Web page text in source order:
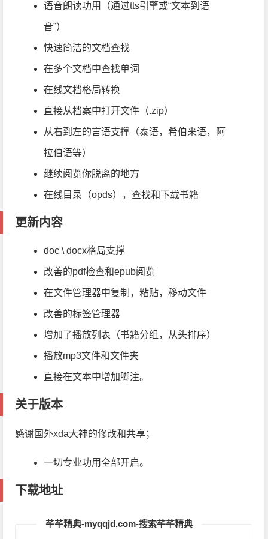
语音朗读功用（通过tts引擎或“文本到语
音”）
快速简洁的文档查找
在多个文档中查找单词
在线文档格局转换
直接从档案中打开文件（.zip）
从右到左的言语支撑（泰语，希伯来语，阿
拉伯语等）
继续阅览你脱离的地方
在线目录（opds），查找和下载书籍
更新内容
doc \ docx格局支撑
改善的pdf检查和epub阅览
在文件管理器中复制，粘贴，移动文件
改善的标签管理器
增加了播放列表（书籍分组，从头排序）
播放mp3文件和文件夹
直接在文本中增加脚注。
关于版本
感谢国外xda大神的修改和共享；
一切专业功用全部开启。
下载地址
芊芊精典-myqqjd.com-搜索芊芊精典